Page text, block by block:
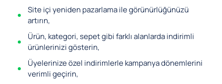
Site içi yeniden pazarlama ile görünürlüğünüzü
artırın,
Ürün, kategori, sepet gibi farklı alanlarda indirimli
ürünlerinizi gösterin,
Üyelerinize özel indirimlerle kampanya dönemlerini
verimli geçirin,